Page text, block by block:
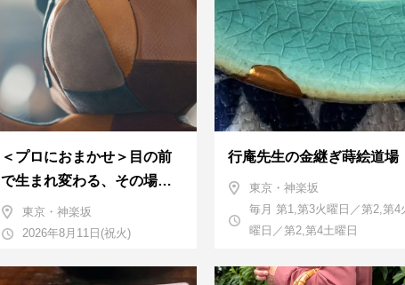
＜プロにおまかせ＞目の前
で生まれ変わる、その場で
革のお手入れ受付会。
東京・神楽坂
2026年8月11日(祝火)
行庵先生の金継ぎ蒔絵道場
東京・神楽坂
毎月 第1,第3火曜日／第2,第4
曜日／第2,第4土曜日